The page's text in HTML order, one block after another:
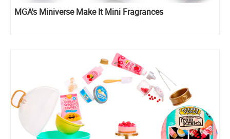
MGA's Miniverse Make It Mini Fragrances